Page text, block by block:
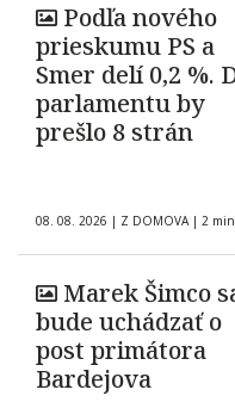
Podľa nového
prieskumu PS a
Smer delí 0,2 %.
parlamentu by
prešlo 8 strán
08. 08. 2026 | Z DOMOVA | 2
Marek Šimco
bude uchádzať o
post primátora
Bardejova